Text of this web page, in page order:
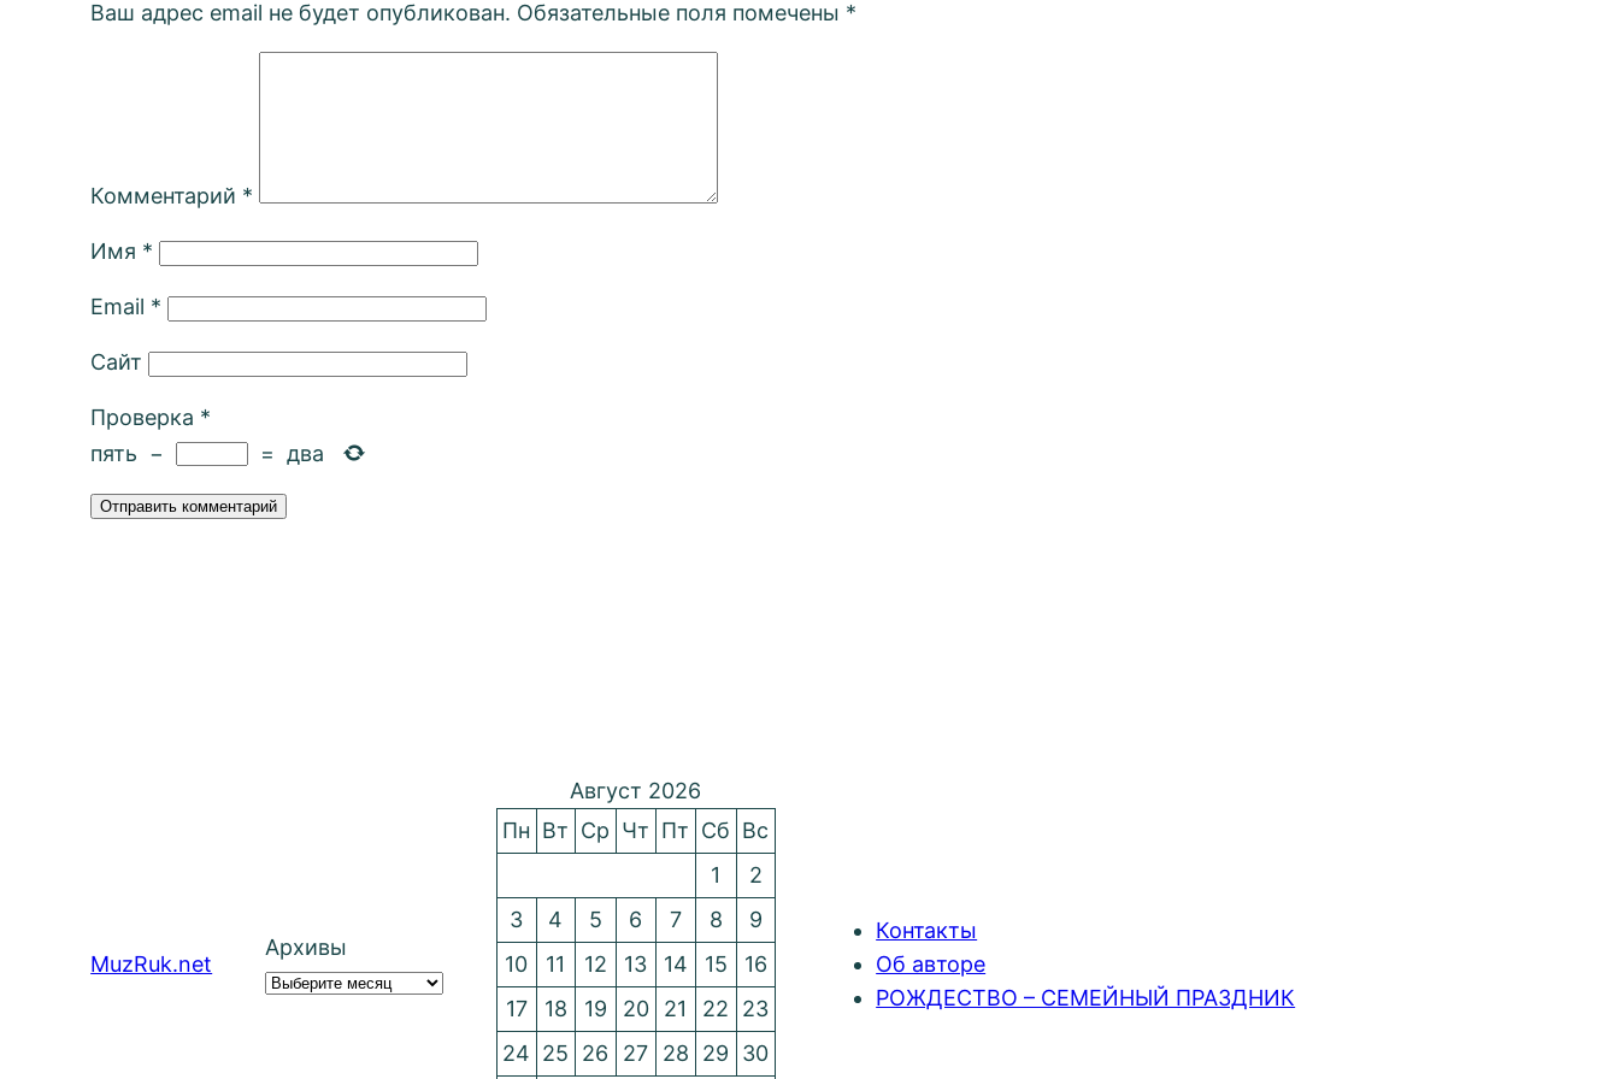
Ваш адрес email не будет опубликован. Обязательные поля помечены *
Комментарий *
Имя *
Email *
Сайт
Проверка *
пять − = два
MuzRuk.net
Архивы
Август 2026
Пн Вт Ср Чт Пт Сб Вс
1
2
3
4 5 6 7 8
9
10
11 12 13 14 15
16
17
18 19 20 21 22
23
24 25 26 27 28 29 30
Контакты
Об авторе
РОЖДЕСТВО – СЕМЕЙНЫЙ ПРАЗДНИК